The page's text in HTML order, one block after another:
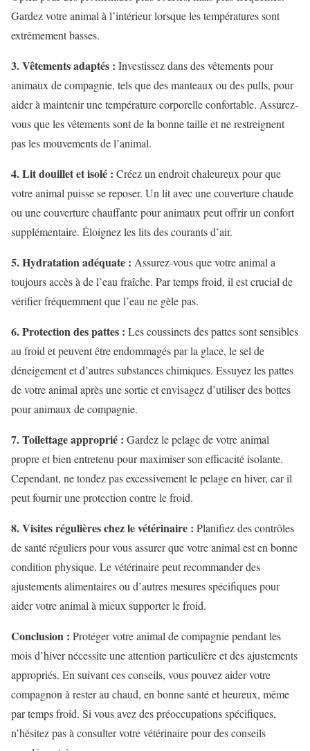
Gardez votre animal à l’intérieur lorsque les températures sont
extrêmement basses.
3. Vêtements adaptés : Investissez dans des vêtements pour
animaux de compagnie, tels que des manteaux ou des pulls, pour
aider à maintenir une température corporelle confortable. Assurez-
vous que les vêtements sont de la bonne taille et ne restreignent
pas les mouvements de l’animal.
4. Lit douillet et isolé : Créez un endroit chaleureux pour que
votre animal puisse se reposer. Un lit avec une couverture chaude
ou une couverture chauffante pour animaux peut offrir un confort
supplémentaire. Éloignez les lits des courants d’air.
5. Hydratation adéquate : Assurez-vous que votre animal a
toujours accès à de l’eau fraîche. Par temps froid, il est crucial de
vérifier fréquemment que l’eau ne gèle pas.
6. Protection des pattes : Les coussinets des pattes sont sensibles
au froid et peuvent être endommagés par la glace, le sel de
déneigement et d’autres substances chimiques. Essuyez les pattes
de votre animal après une sortie et envisagez d’utiliser des bottes
pour animaux de compagnie.
7. Toilettage approprié : Gardez le pelage de votre animal
propre et bien entretenu pour maximiser son efficacité isolante.
Cependant, ne tondez pas excessivement le pelage en hiver, car il
peut fournir une protection contre le froid.
8. Visites régulières chez le vétérinaire : Planifiez des contrôles
de santé réguliers pour vous assurer que votre animal est en bonne
condition physique. Le vétérinaire peut recommander des
ajustements alimentaires ou d’autres mesures spécifiques pour
aider votre animal à mieux supporter le froid.
Conclusion : Protéger votre animal de compagnie pendant les
mois d’hiver nécessite une attention particulière et des ajustements
appropriés. En suivant ces conseils, vous pouvez aider votre
compagnon à rester au chaud, en bonne santé et heureux, même
par temps froid. Si vous avez des préoccupations spécifiques,
n’hésitez pas à consulter votre vétérinaire pour des conseils